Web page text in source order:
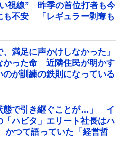
視線” 昨季の首位打者も今
も不安 「レギュラー剥奪も
、満足に声かけしなかった」
かった命 近隣住民が明かす
のが訓練の鉄則になっている
態で引き継ぐことが…」 イ
ハビタ」エリート社長はハ
つて語っていた「経営哲